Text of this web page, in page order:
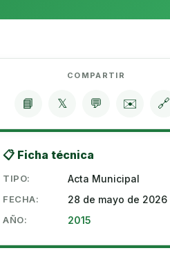
COMPARTIR
📘 𝕏 💬 ✉️ 🔗
📋 Ficha técnica
TIPO: Acta Municipal
FECHA: 28 de mayo de 2026
AÑO: 2015